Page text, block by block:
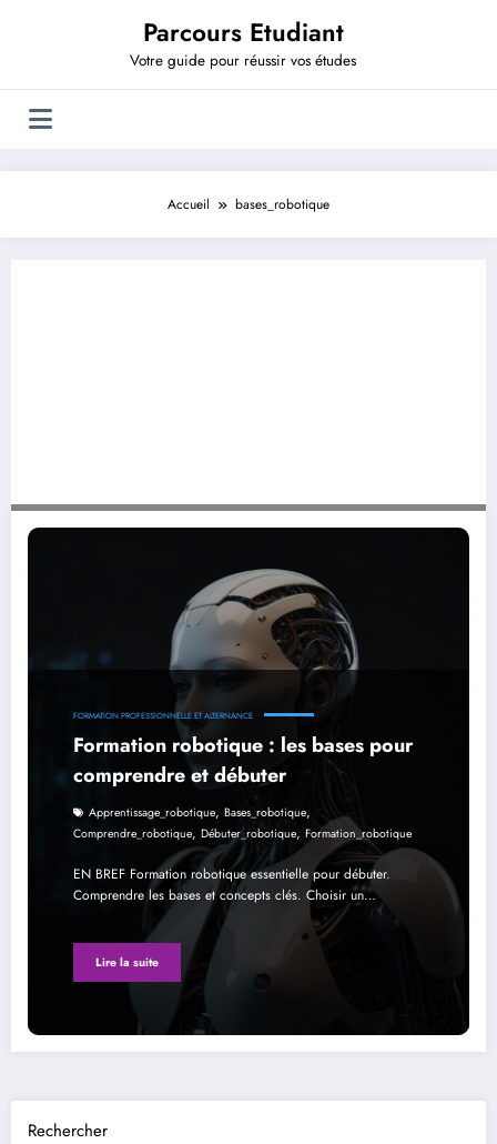
Parcours Etudiant
Votre guide pour réussir vos études
Accueil bases_robotique
Formation robotique : les bases pour comprendre et débuter
FORMATION PROFESSIONNELLE ET ALTERNANCE
Formation robotique : les bases pour
comprendre et débuter
Apprentissage_robotique, Bases_robotique,
Comprendre_robotique, Débuter_robotique, Formation_robotique
EN BREF Formation robotique essentielle pour débuter.
Comprendre les bases et concepts clés. Choisir un…
Lire la suite
Rechercher